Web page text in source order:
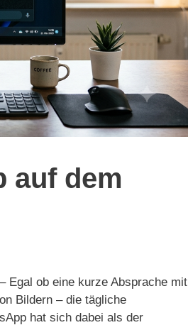
auf dem
– Egal ob eine kurze Absprache mit
Bildern – die tägliche
hat sich dabei als der